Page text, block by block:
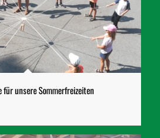
unsere Sommerfreizeiten